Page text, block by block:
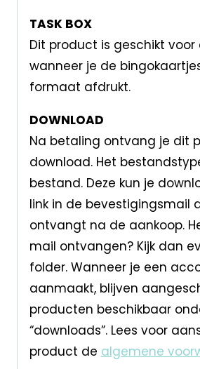
TASK BOX
Dit product is geschikt voor
wanneer je de
formaat afdrukt.
DOWNLOAD
Na betaling ontvang je dit
download. Het
bestand. Deze kun je
link in de bevestigingsmail
ontvangt na de aankoop.
mail ontvangen? Kijk dan
folder. Wanneer je een
aanmaakt, blijven
producten beschikbaar
“downloads”. Lees voor
product de algemene